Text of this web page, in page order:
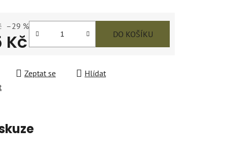
–29 %
Kč DO KOŠÍKU
Zeptat se
Hlídat